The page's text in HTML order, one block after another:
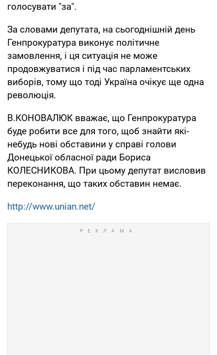
голосувати "за".
За словами депутата, на сьогоднішній день
Генпрокуратура виконує політичне
замовлення, і ця ситуація не може
продовжуватися і під час парламентських
виборів, тому що тоді Україна очікує ще одна
революція.
В.КОНОВАЛЮК вважає, що Генпрокуратура
буде робити все для того, щоб знайти які-
небудь нові обставини у справі голови
Донецької обласної ради Бориса
КОЛЕСНИКОВА. При цьому депутат висловив
переконання, що таких обставин немає.
http://www.unian.net/